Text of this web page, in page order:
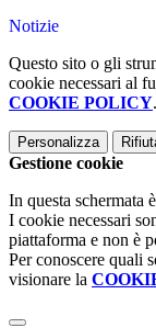
Notizie
Questo sito o gli
cookie necessari al
COOKIE POLICY.
Personalizza
Gestione cookie
In questa schermata
I cookie necessari
piattaforma e non è
Per conoscere quali
visionare la